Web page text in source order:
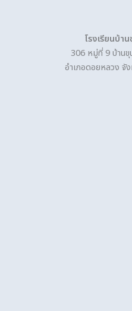
โรงเรียนบ้า
306 หมู่ที่ 9 บ้าน
อำเภอดอยหลวง จั